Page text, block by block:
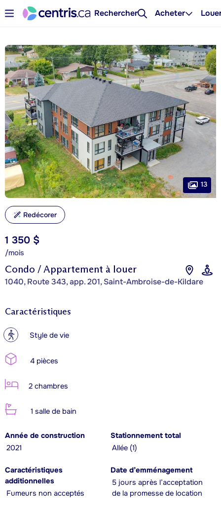
Rechercher Acheter
Condo / Appartement à louer
1040, Route 343, app. 201, Saint-Ambroise-de-Kildare
1 350 $
/mois
13
Redécorer
Caractéristiques
? Style de vie
4 pièces
2 chambres
1 salle de bain
Année de construction
2021
Stationnement total
Allée (1)
Caractéristiques
additionnelles
Fumeurs non acceptés
Date d’emménagement
5 jours après l’acceptation
de la promesse de location